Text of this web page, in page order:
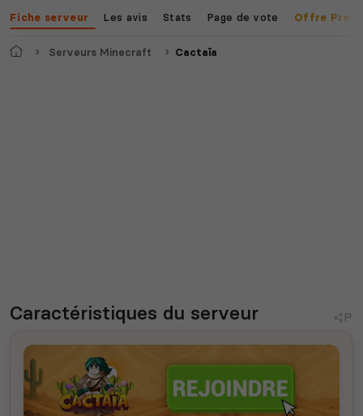
Fiche serveur Les avis Stats Page de vote Offre
AccueilServeurs Minecraft Cactaïa
Caractéristiques du serveur